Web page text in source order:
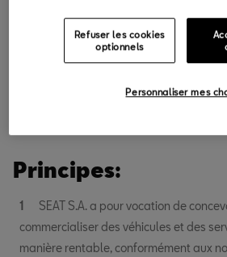
économiquement et les plus efficaces
de l’environnement pour les intégrer
produits. SEAT S.A. accomplit donc son
et les autorités sous la forme d’un
Principes:
SEAT S.A. a pour vocation de
commercialiser des véhicules et des
manière rentable, conformément aux
Refuser les cookies
optionnels
Personnaliser mes